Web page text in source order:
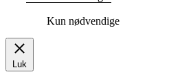
Kun nødvendige
Luk